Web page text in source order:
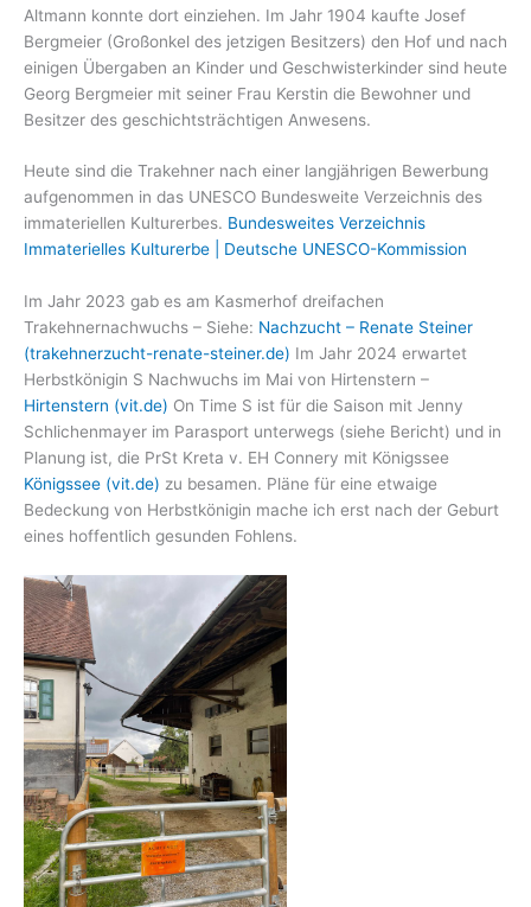
Altmann konnte dort einziehen. Im Jahr 1904 kaufte Josef
Bergmeier (Großonkel des jetzigen Besitzers) den Hof und nach
einigen Übergaben an Kinder und Geschwisterkinder sind heute
Georg Bergmeier mit seiner Frau Kerstin die Bewohner und
Besitzer des geschichtsträchtigen Anwesens.
Heute sind die Trakehner nach einer langjährigen Bewerbung
aufgenommen in das UNESCO Bundesweite Verzeichnis des
immateriellen Kulturerbes. Bundesweites Verzeichnis
Immaterielles Kulturerbe | Deutsche UNESCO-Kommission
Im Jahr 2023 gab es am Kasmerhof dreifachen
Trakehnernachwuchs – Siehe: Nachzucht – Renate Steiner
(trakehnerzucht-renate-steiner.de) Im Jahr 2024 erwartet
Herbstkönigin S Nachwuchs im Mai von Hirtenstern –
Hirtenstern (vit.de) On Time S ist für die Saison mit Jenny
Schlichenmayer im Parasport unterwegs (siehe Bericht) und in
Planung ist, die PrSt Kreta v. EH Connery mit Königssee
Königssee (vit.de) zu besamen. Pläne für eine etwaige
Bedeckung von Herbstkönigin mache ich erst nach der Geburt
eines hoffentlich gesunden Fohlens.